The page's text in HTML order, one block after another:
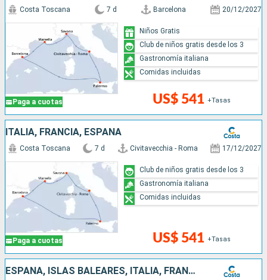
Paga a cuotas
Costa Toscana 7 d Barcelona 20/12/2027
US$ 541 +Tasas
Niños Gratis
Club de niños gratis desde los 3
Gastronomía italiana
Comidas incluidas
ITALIA, FRANCIA, ESPAÑA
Paga a cuotas
Costa Toscana 7 d Civitavecchia - Roma 17/12/2027
US$ 541 +Tasas
Club de niños gratis desde los 3
Gastronomía italiana
Comidas incluidas
ESPAÑA, ISLAS BALEARES, ITALIA, FRANCIA